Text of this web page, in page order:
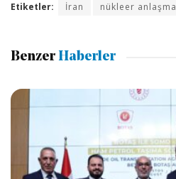
Etiketler: İran nükleer anlaşma
Benzer Haberler